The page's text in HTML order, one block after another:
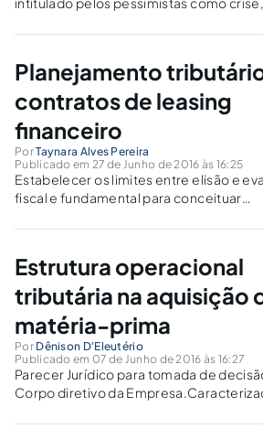
sua gestão, vem afetando a maioria das
necessário.
Planejamento
contratos de leasing
financeiro
PorTaynara Alves Pereira
Publicado em 27 de Junho de 2016 às 16:25
Estabelecer os limites entre elisão e
fiscal e fundamental para conceituar
importante ferramenta para empresas
leasing são usados como meio para
este fim.
Estrutura operacional
tributária na aquisição
matéria-prima
Por Dênison D'Eleutério
Publicado em 07 de Junho de 2016 às 16:27
Parecer Jurídico para tomada de
Corpo diretivo da
evasão, vantagem fiscal sobre a égide